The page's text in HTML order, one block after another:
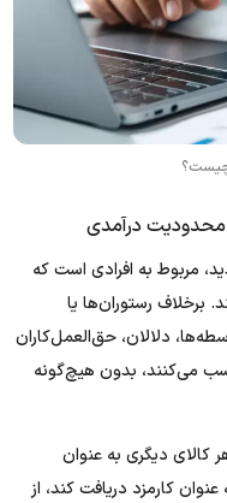
چیست؟
محدودیت درآمدی
مربوط به افرادی است که
برخلاف رستوران‌ها یا
دلالان، حق‌العمل‌کاران
می‌کنند، بدون هیچ‌گونه
کالای دیگری به عنوان
کارمزد دریافت کند، از